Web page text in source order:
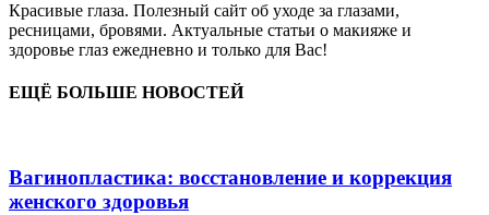
Красивые глаза. Полезный сайт об уходе за глазами,
ресницами, бровями. Актуальные статьи о макияже и
здоровье глаз ежедневно и только для Вас!
ЕЩЁ БОЛЬШЕ НОВОСТЕЙ
Вагинопластика: восстановление и коррекция
женского здоровья